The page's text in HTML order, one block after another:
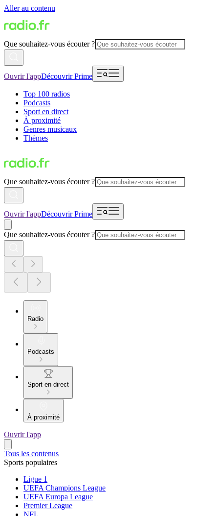
Aller au contenu
Que souhaitez-vous écouter ?
Ouvrir l'appDécouvrir Prime
Top 100 radios
Podcasts
Sport en direct
À proximité
Genres musicaux
Thèmes
Que souhaitez-vous écouter ?
Ouvrir l'appDécouvrir Prime
Que souhaitez-vous écouter ?
Radio
Podcasts
Sport en direct
À proximité
Ouvrir l'app
Tous les contenus
Sports populaires
Ligue 1
UEFA Champions League
UEFA Europa League
Premier League
NFL